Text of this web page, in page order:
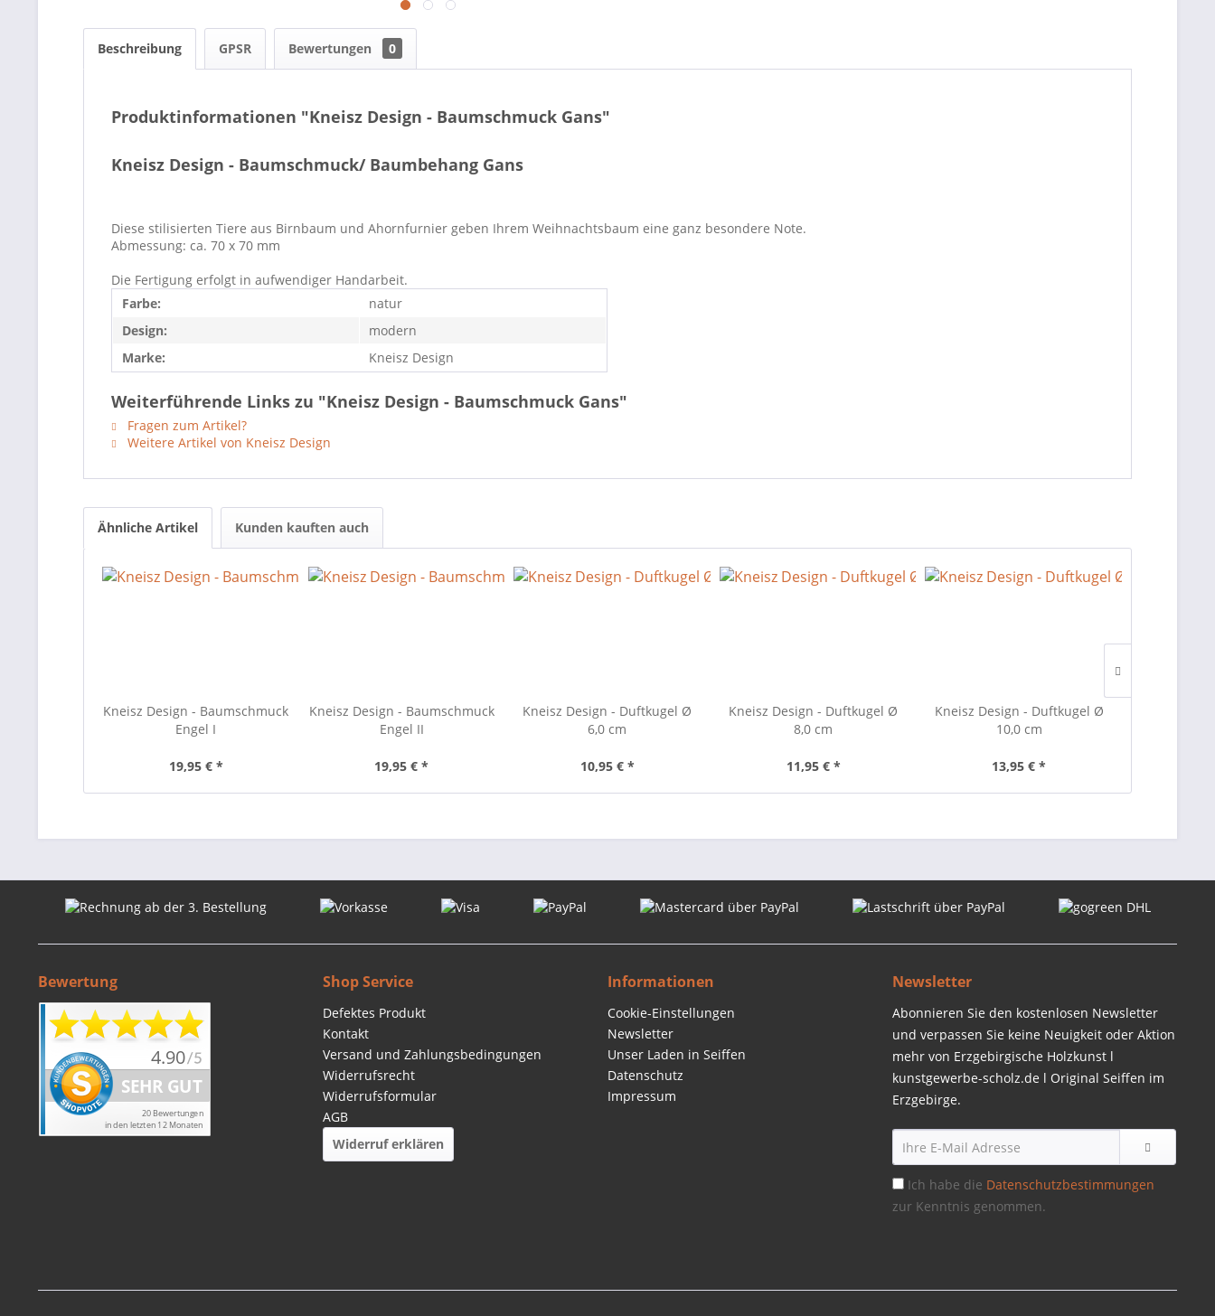
Beschreibung GPSR Bewertungen 0
Produktinformationen "Kneisz Design - Baumschmuck Gans"
Kneisz Design - Baumschmuck/ Baumbehang Gans
Diese stilisierten Tiere aus Birnbaum und Ahornfurnier geben Ihrem Weihnachtsbaum eine ganz besondere Note.
Abmessung: ca. 70 x 70 mm
Die Fertigung erfolgt in aufwendiger Handarbeit.
Farbe:
natur
Design:
modern
Marke:
Kneisz Design
Weiterführende Links zu "Kneisz Design - Baumschmuck Gans"
Fragen zum Artikel?
Weitere Artikel von Kneisz Design
Ähnliche Artikel Kunden kauften auch
Kneisz Design - Baumschmuck
Engel I
19,95 € *
Kneisz Design - Baumschmuck
Engel II
19,95 € *
Kneisz Design - Duftkugel Ø
6,0 cm
10,95 € *
Kneisz Design - Duftkugel Ø
8,0 cm
11,95 € *
Kneisz Design - Duftkugel Ø
10,0 cm
13,95 € *
Bewertung Shop Service
Defektes Produkt
Kontakt
Versand und Zahlungsbedingungen
Widerrufsrecht
Widerrufsformular
AGB
Widerruf erklären
Informationen
Cookie-Einstellungen
Newsletter
Unser Laden in Seiffen
Datenschutz
Impressum
Newsletter
Abonnieren Sie den kostenlosen Newsletter
und verpassen Sie keine Neuigkeit oder Aktion
mehr von Erzgebirgische Holzkunst l
kunstgewerbe-scholz.de l Original Seiffen im
Erzgebirge.
Ich habe die Datenschutzbestimmungen
zur Kenntnis genommen.